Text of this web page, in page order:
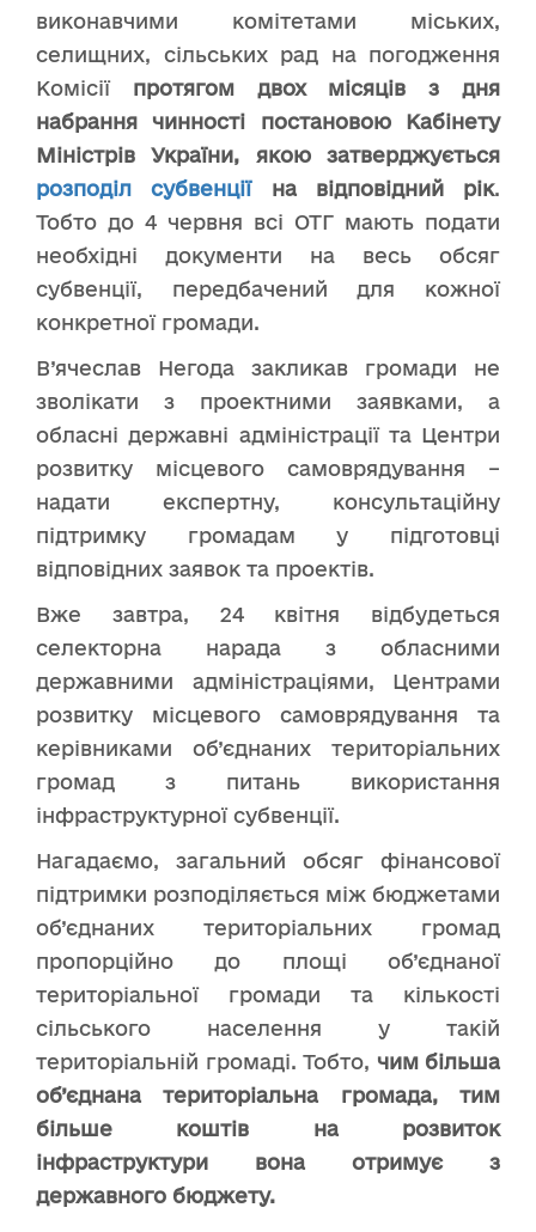
виконавчими комітетами міських,
селищних, сільських рад на погодження
Комісії протягом двох місяців з дня
набрання чинності постановою Кабінету
Міністрів України, якою затверджується
розподіл субвенціїна відповідний рік.
Тобто до 4 червня всі ОТГ мають подати
необхідні документи на весь обсяг
субвенції, передбачений для кожної
конкретної громади.
В’ячеслав Негода закликав громади не
зволікати з проектними заявками, а
обласні державні адміністрації та Центри
розвитку місцевого самоврядування –
надати експертну, консультаційну
підтримку громадам у підготовці
відповідних заявок та проектів.
Вже завтра, 24 квітня відбудеться
селекторна нарада з обласними
державними адміністраціями, Центрами
розвитку місцевого самоврядування та
керівниками об’єднаних територіальних
громад з питань використання
інфраструктурної субвенції.
Нагадаємо, загальний обсяг фінансової
підтримки розподіляється між бюджетами
об’єднаних територіальних громад
пропорційно до площі об’єднаної
територіальної громади та кількості
сільського населення у такій
територіальній громаді. Тобто, чим більша
об’єднана територіальна громада, тим
більше коштів на розвиток
інфраструктури вона отримує з
державного бюджету.